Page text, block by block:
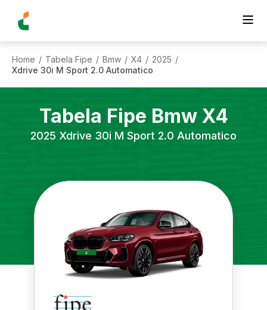
Home / Tabela Fipe / Bmw / X4 / 2025 /
Xdrive 30i M Sport 2.0 Automatico
Tabela Fipe Bmw X4
2025 Xdrive 30i M Sport 2.0 Automatico